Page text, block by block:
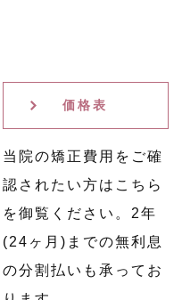
価格表
当院の矯正費用をご確
認されたい方はこちら
を御覧ください。2年
(24ヶ月)までの無利息
の分割払いも承ってお